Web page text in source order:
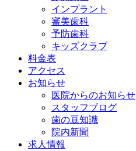
インプラント
審美歯科
予防歯科
キッズクラブ
料金表
アクセス
お知らせ
医院からのお知らせ
スタッフブログ
歯の豆知識
院内新聞
求人情報